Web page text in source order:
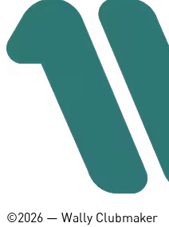
©️2026 — Wally Clubmaker